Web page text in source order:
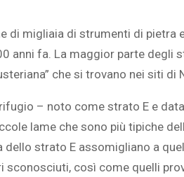
di migliaia di strumenti di pietra
anni fa. La maggior parte degli
che si trovano nei siti di
– noto come strato E e
lame che sono più tipiche
strato E assomigliano a
sconosciuti, così come quelli
PERSONE